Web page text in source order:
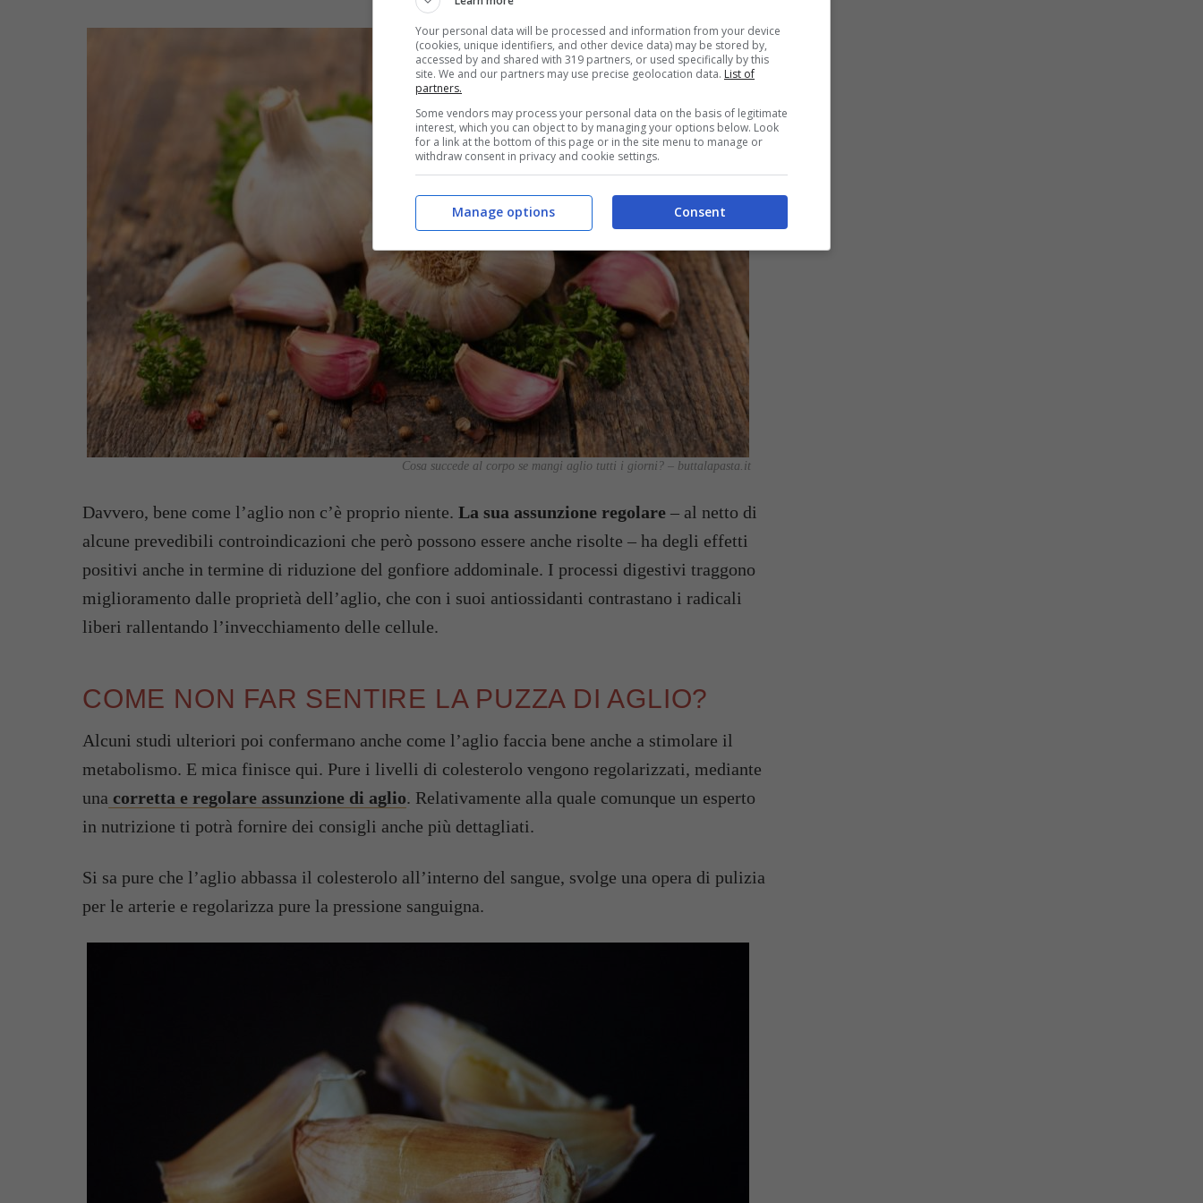
Cosa succede al corpo se mangi aglio tutti i giorni? – buttalapasta.it
Davvero, bene come l’aglio non c’è proprio niente. La sua assunzione regolare – al netto di
alcune prevedibili controindicazioni che però possono essere anche risolte – ha degli effetti
positivi anche in termine di riduzione del gonfiore addominale. I processi digestivi traggono
miglioramento dalle proprietà dell’aglio, che con i suoi antiossidanti contrastano i radicali
liberi rallentando l’invecchiamento delle cellule.
COME NON FAR SENTIRE LA PUZZA DI AGLIO?
Alcuni studi ulteriori poi confermano anche come l’aglio faccia bene anche a stimolare il
metabolismo. E mica finisce qui. Pure i livelli di colesterolo vengono regolarizzati, mediante
una corretta e regolare assunzione di aglio. Relativamente alla quale comunque un esperto
in nutrizione ti potrà fornire dei consigli anche più dettagliati.
Si sa pure che l’aglio abbassa il colesterolo all’interno del sangue, svolge una opera di pulizia
per le arterie e regolarizza pure la pressione sanguigna.
Your personal data will be processed and information from your device
(cookies, unique identifiers, and other device data) may be stored by,
accessed by and shared with 319 partners, or used specifically by this
site. We and our partners may use precise geolocation data. List of
partners.
Some vendors may process your personal data on the basis of legitimate
interest, which you can object to by managing your options below. Look
for a link at the bottom of this page or in the site menu to manage or
withdraw consent in privacy and cookie settings.
Consent
Manage options